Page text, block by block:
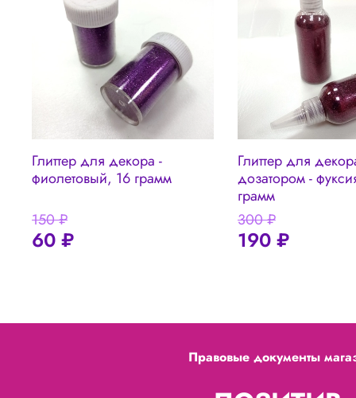
Глиттер для декора -
фиолетовый, 16 грамм
150 ₽
60 ₽
Глиттер для
дозатором -
грамм
300 ₽
190 ₽
Правовые документы